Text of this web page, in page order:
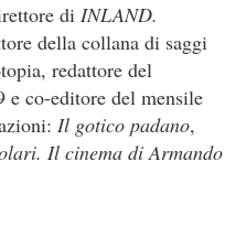
di INLAND.
della collana di saggi
redattore del
e co-editore del mensile
Il gotico padano,
Il cinema di Armando